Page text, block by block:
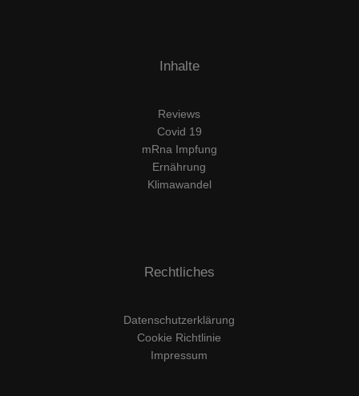
Inhalte
Reviews
Covid 19
mRna Impfung
Ernährung
Klimawandel
Rechtliches
Datenschutzerklärung
Cookie Richtlinie
Impressum